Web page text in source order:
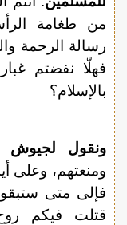
من طغامة
رسالة الرحمة
فهلّا نفضتم
بالإسلام؟
ونقول لجيوش
ومنعتهم، وعلى
فإلى متى
قتلت فيكم